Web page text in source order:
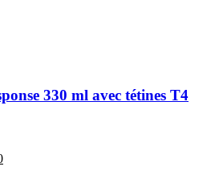
330 ml avec tétines T4
Le